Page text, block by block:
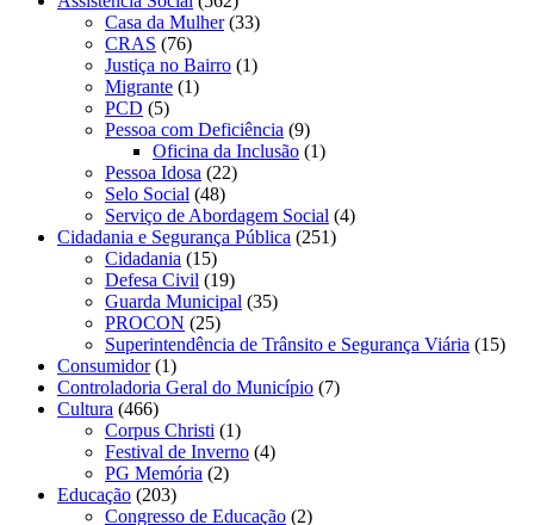
Casa da Mulher(33)
CRAS (76)
Justiça no Bairro (1)
Migrante (1)
PCD (5)
Pessoa com Deficiência (9)
Oficina da Inclusão (1)
Pessoa Idosa (22)
Selo Social (48)
Serviço de Abordagem Social (4)
Cidadania e Segurança Pública (251)
Cidadania (15)
Defesa Civil (19)
Guarda Municipal (35)
PROCON (25)
Superintendência de Trânsito e Segurança Viária (15)
Consumidor(1)
Controladoria Geral do Município (7)
Cultura (466)
Corpus Christi (1)
Festival de Inverno (4)
PG Memória (2)
Educação (203)
Congresso de Educação (2)